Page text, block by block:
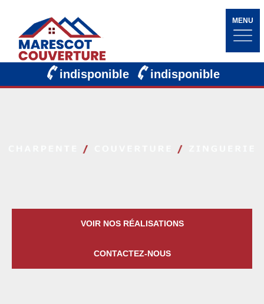
MENU
indisponible indisponible
VOIR NOS RÉALISATIONS
CONTACTEZ-NOUS